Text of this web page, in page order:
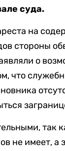
суда.
на
стороны
о
что
так
не имеет, а